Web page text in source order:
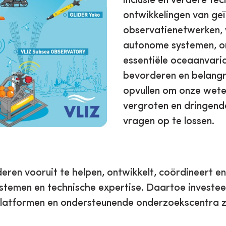
ontwikkelingen van
autonome systemen,
essentiële
bevorderen en
opvullen om onze
vergroten en
vragen op te lossen.
vooruit te helpen, ontwikkelt, coördineert
en technische expertise. Daartoe
en ondersteunende onderzoekscentra